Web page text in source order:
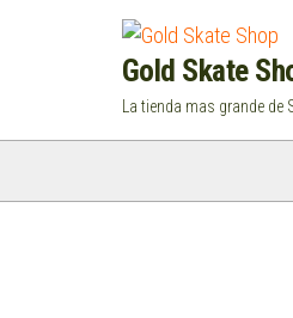
Gold Skate
La tienda mas grande de